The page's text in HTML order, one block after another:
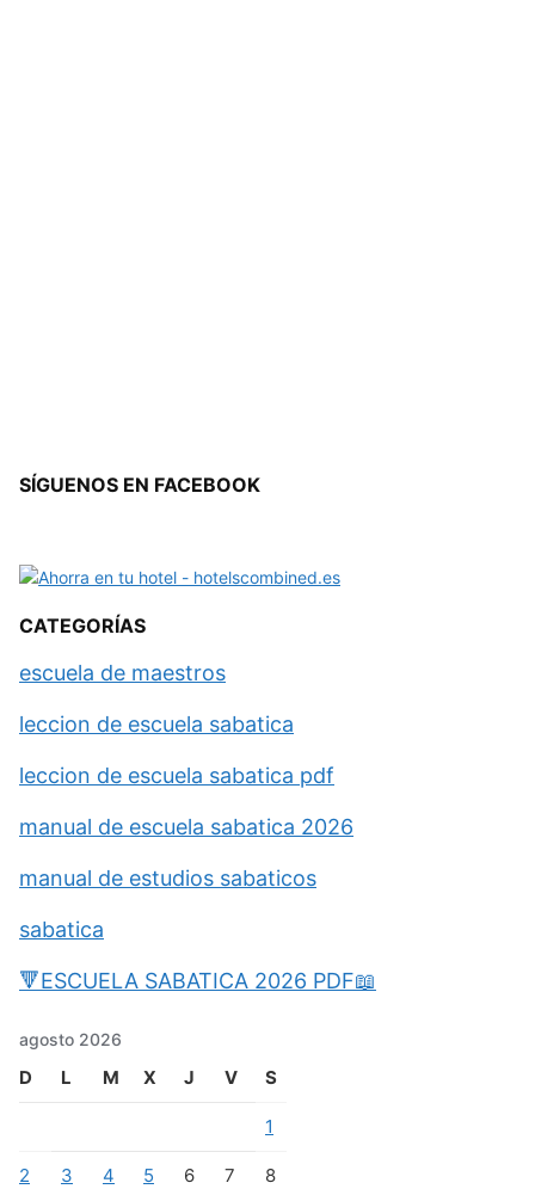
SÍGUENOS EN FACEBOOK
CATEGORÍAS
escuela de maestros
leccion de escuela sabatica
leccion de escuela sabatica pdf
manual de escuela sabatica 2026
manual de estudios sabaticos
sabatica
🔻ESCUELA SABATICA 2026 PDF📖
agosto 2026
D L M X J V S
1
2 3 4 5 6 7 8